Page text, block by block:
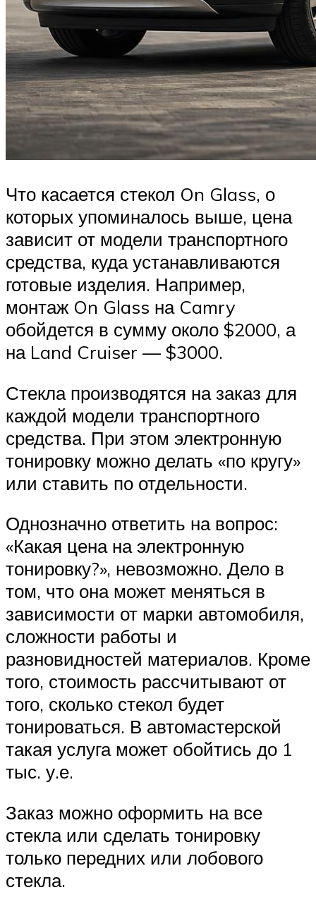
Что касается стекол On Glass, о
которых упоминалось выше, цена
зависит от модели транспортного
средства, куда устанавливаются
готовые изделия. Например,
монтаж On Glass на Camry
обойдется в сумму около $2000, а
на Land Cruiser — $3000.
Стекла производятся на заказ для
каждой модели транспортного
средства. При этом электронную
тонировку можно делать «по кругу»
или ставить по отдельности.
Однозначно ответить на вопрос:
«Какая цена на электронную
тонировку?», невозможно. Дело в
том, что она может меняться в
зависимости от марки автомобиля,
сложности работы и
разновидностей материалов. Кроме
того, стоимость рассчитывают от
того, сколько стекол будет
тонироваться. В автомастерской
такая услуга может обойтись до 1
тыс. у.е.
Заказ можно оформить на все
стекла или сделать тонировку
только передних или лобового
стекла.